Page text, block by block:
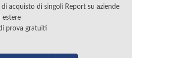
di acquisto di singoli Report su aziende
estere
prova gratuiti